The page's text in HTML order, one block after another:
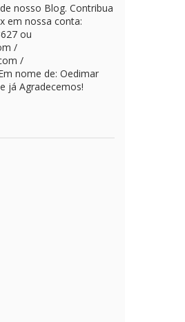
nosso Blog. Contribua
em nossa conta:
ou
/
/
nome de: Oedimar
já Agradecemos!